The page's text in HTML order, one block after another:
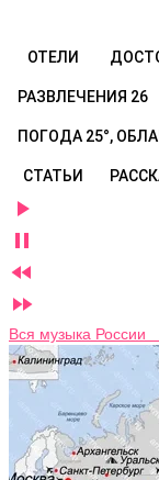
ОТЕЛИ
РАЗВЛЕЧЕНИЯ 26
ПОГОДА 25°,
СТАТЬИ




Вся музыка России